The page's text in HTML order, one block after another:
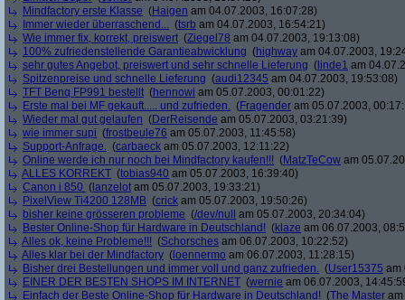
Mindfactory erste Klasse (Haigen am 04.07.2003, 16:07:28)
Immer wieder überraschend... (tsrb am 04.07.2003, 16:54:21)
Wie immer fix, korrekt, preiswert (Ziegel78 am 04.07.2003, 19:13:08)
100% zufriedenstellende Garantieabwicklung (highway am 04.07.2003,
sehr gutes Angebot, preiswert und sehr schnelle Lieferung ( linde1 am
Spitzenpreise und schnelle Lieferung (audi12345 am 04.07.2003, 19:53:08)
TFT Benq FP991 bestellt (hennowi am 05.07.2003, 00:01:22)
Erste mal bei MF gekauft..... und zufrieden. (Fragender am 05.07.2003,
Wieder mal gut gelaufen (DerReisende am 05.07.2003, 03:21:39)
wie immer supi (frostbeule76 am 05.07.2003, 11:45:58)
Support-Anfrage. (carbaeck am 05.07.2003, 12:11:22)
Online werde ich nur noch bei Mindfactory kaufen!!! (MatzTeCow am
ALLES KORREKT (tobias940 am 05.07.2003, 16:39:40)
Canon i 850 ( lanzelot am 05.07.2003, 19:33:21)
PixelView Ti4200 128MB (crick am 05.07.2003, 19:50:26)
bisher keine grösseren probleme (/dev/null
am 05.07.2003, 20:34:04)
Bester Online-Shop für Hardware in Deutschland! (klaze am 06.07.2003,
Alles ok, keine Probleme!!! (Schorsches am 06.07.2003, 10:22:52)
Alles klar bei der Mindfactory ( loennermo am 06.07.2003, 11:28:15)
Bisher drei Bestellungen und immer voll und ganz zufrieden. (User15375 am
EINER DER BESTEN SHOPS IM INTERNET (wernie am 06.07.2003,
Einfach der Beste Online-Shop für Hardware in Deutschland! (The Master